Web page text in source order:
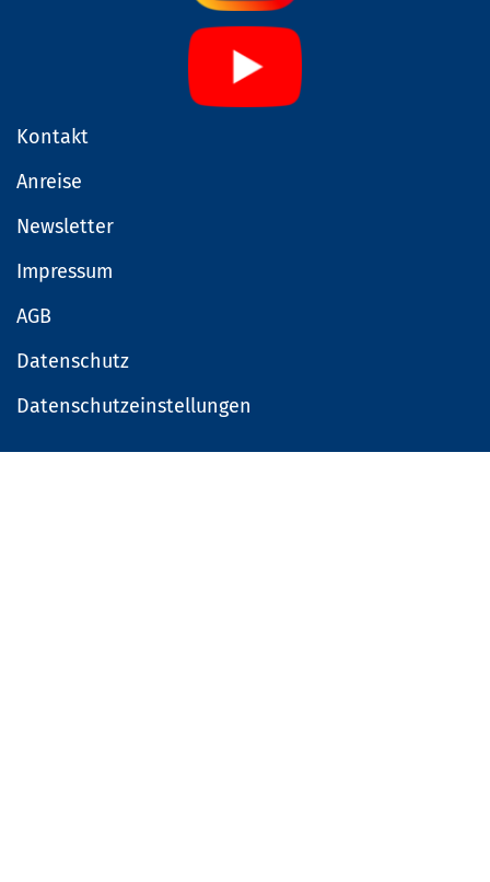
Kontakt
Anreise
Newsletter
Impressum
AGB
Datenschutz
Datenschutzeinstellungen